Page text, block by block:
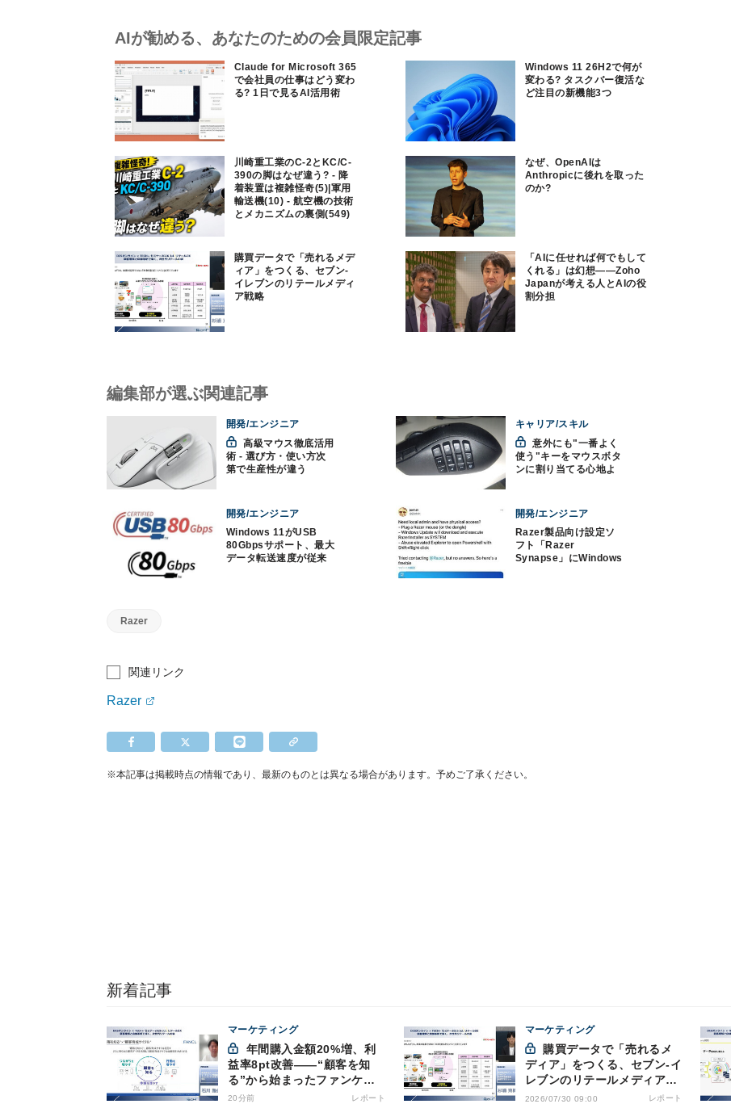
AIが勧める、あなたのための会員限定記事
Claude for Microsoft 365
で会社員の仕事はどう変わ
る? 1日で見るAI活用術
Windows 11 26H2で何が
変わる? タスクバー復活な
ど注目の新機能3つ
川崎重工業のC-2とKC/C-
390の脚はなぜ違う? - 降
着装置は複雑怪奇(5)|軍用
輸送機(10) - 航空機の技術
とメカニズムの裏側(549)
なぜ、OpenAIは
Anthropicに後れを取った
のか?
購買データで「売れるメデ
ィア」をつくる、セブン-
イレブンのリテールメディ
ア戦略
「AIに任せれば何でもして
くれる」は幻想――Zoho
Japanが考える人とAIの役
割分担
編集部が選ぶ関連記事
開発/エンジニア
高級マウス徹底活用
術 - 選び方・使い方次
第で生産性が違う
キャリア/スキル
意外にも"一番よく
使う"キーをマウスボタ
ンに割り当てる心地よ
開発/エンジニア
Windows 11がUSB
80Gbpsサポート、最大
データ転送速度が従来
開発/エンジニア
Razer製品向け設定ソ
フト「Razer
Synapse」にWindows
Razer
関連リンク
Razer
※本記事は掲載時点の情報であり、最新のものとは異なる場合があります。予めご了承ください。
新着記事
マーケティング
益率8pt改善——“顧客を知
る”から始まったファンケル
の通販変革と、次に見据える
20分前 レポート
マーケティング
購買データで「売れるメ
ディア」をつくる、セブン-イ
レブンのリテールメディア戦
略
2026/07/30 09:00 レポート